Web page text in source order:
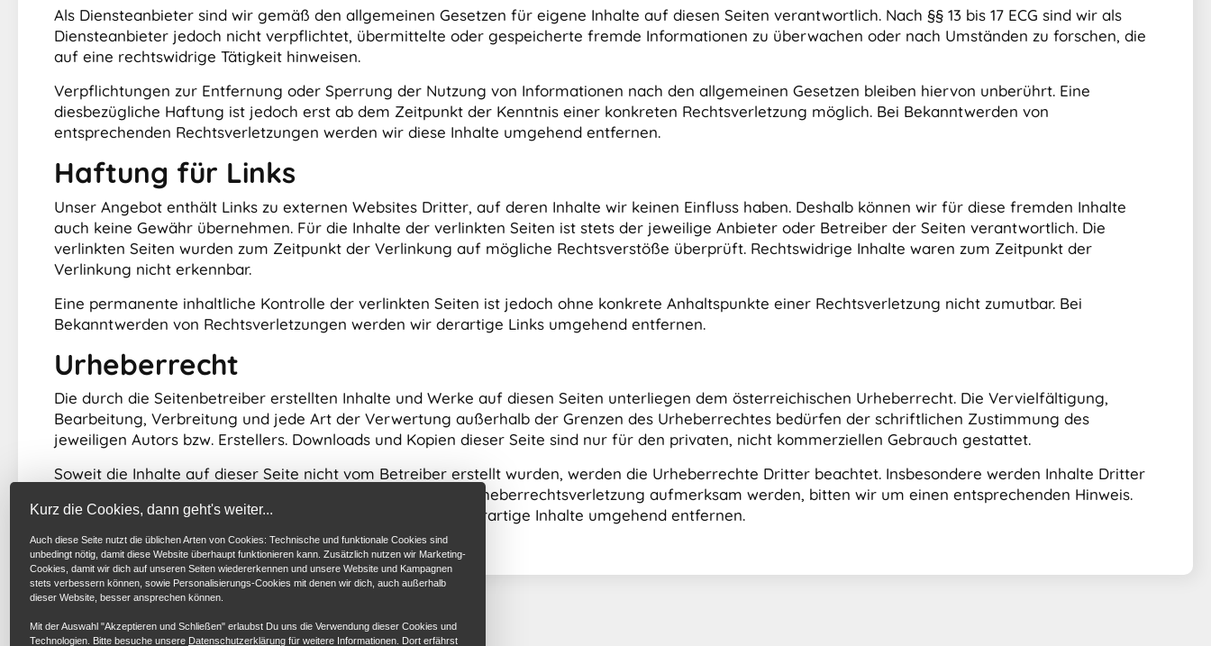
Kurz die Cookies, dann geht's weiter...
Auch diese Seite nutzt die üblichen Arten von Cookies: Technische und funktionale Cookies sind
unbedingt nötig, damit diese Website überhaupt funktionieren kann. Zusätzlich nutzen wir Marketing-
Cookies, damit wir dich auf unseren Seiten wiedererkennen und unsere Website und Kampagnen
stets verbessern können, sowie Personalisierungs-Cookies mit denen wir dich, auch außerhalb
dieser Website, besser ansprechen können.
Mit der Auswahl "Akzeptieren und Schließen" erlaubst Du uns die Verwendung dieser Cookies und
Technologien. Bitte besuche unsere Datenschutzerklärung für weitere Informationen. Dort erfährst
Als Diensteanbieter sind wir gemäß den allgemeinen Gesetzen für eigene Inhalte auf diesen Seiten verantwortlich. Nach §§ 13 bis 17 ECG sind wir als
Diensteanbieter jedoch nicht verpflichtet, übermittelte oder gespeicherte fremde Informationen zu überwachen oder nach Umständen zu forschen, die
auf eine rechtswidrige Tätigkeit hinweisen.
Verpflichtungen zur Entfernung oder Sperrung der Nutzung von Informationen nach den allgemeinen Gesetzen bleiben hiervon unberührt. Eine
diesbezügliche Haftung ist jedoch erst ab dem Zeitpunkt der Kenntnis einer konkreten Rechtsverletzung möglich. Bei Bekanntwerden von
entsprechenden Rechtsverletzungen werden wir diese Inhalte umgehend entfernen.
Haftung für Links
Unser Angebot enthält Links zu externen Websites Dritter, auf deren Inhalte wir keinen Einfluss haben. Deshalb können wir für diese fremden Inhalte
auch keine Gewähr übernehmen. Für die Inhalte der verlinkten Seiten ist stets der jeweilige Anbieter oder Betreiber der Seiten verantwortlich. Die
verlinkten Seiten wurden zum Zeitpunkt der Verlinkung auf mögliche Rechtsverstöße überprüft. Rechtswidrige Inhalte waren zum Zeitpunkt der
Verlinkung nicht erkennbar.
Eine permanente inhaltliche Kontrolle der verlinkten Seiten ist jedoch ohne konkrete Anhaltspunkte einer Rechtsverletzung nicht zumutbar. Bei
Bekanntwerden von Rechtsverletzungen werden wir derartige Links umgehend entfernen.
Urheberrecht
Die durch die Seitenbetreiber erstellten Inhalte und Werke auf diesen Seiten unterliegen dem österreichischen Urheberrecht. Die Vervielfältigung,
Bearbeitung, Verbreitung und jede Art der Verwertung außerhalb der Grenzen des Urheberrechtes bedürfen der schriftlichen Zustimmung des
jeweiligen Autors bzw. Erstellers. Downloads und Kopien dieser Seite sind nur für den privaten, nicht kommerziellen Gebrauch gestattet.
Soweit die Inhalte auf dieser Seite nicht vom Betreiber erstellt wurden, werden die Urheberrechte Dritter beachtet. Insbesondere werden Inhalte Dritter
als solche gekennzeichnet. Sollten Sie trotzdem auf eine Urheberrechtsverletzung aufmerksam werden, bitten wir um einen entsprechenden Hinweis.
Bei Bekanntwerden von Rechtsverletzungen werden wir derartige Inhalte umgehend entfernen.